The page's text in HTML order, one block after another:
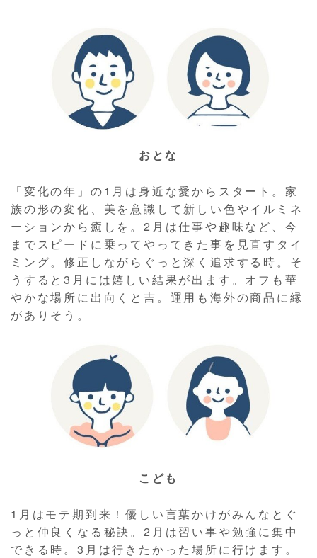
おとな
「変化の年」の1月は身近な愛からスタート。家
族の形の変化、美を意識して新しい色やイルミネ
ーションから癒しを。2月は仕事や趣味など、今
までスピードに乗ってやってきた事を見直すタイ
ミング。修正しながらぐっと深く追求する時。そ
うすると3月には嬉しい結果が出ます。オフも華
やかな場所に出向くと吉。運用も海外の商品に縁
がありそう。
こども
1月はモテ期到来！優しい言葉かけがみんなとぐ
っと仲良くなる秘訣。2月は習い事や勉強に集中
できる時。3月は行きたかった場所に行けます。